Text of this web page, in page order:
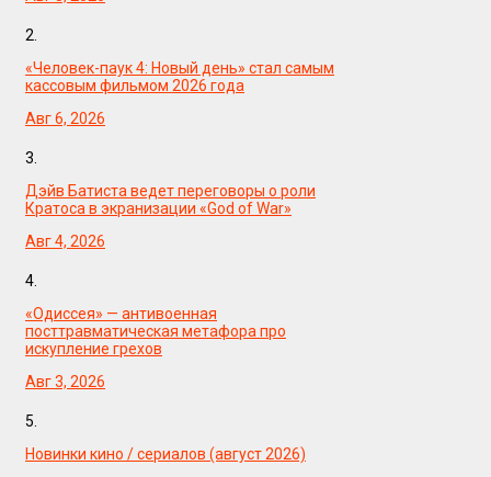
2.
«Человек-паук 4: Новый день» стал самым
кассовым фильмом 2026 года
Авг 6, 2026
3.
Дэйв Батиста ведет переговоры о роли
Кратоса в экранизации «God of War»
Авг 4, 2026
4.
«Одиссея» — антивоенная
посттравматическая метафора про
искупление грехов
Авг 3, 2026
5.
Новинки кино / сериалов (август 2026)